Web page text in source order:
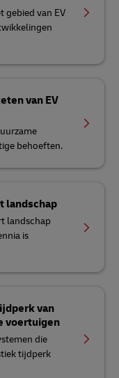
gebied van EV
van EV
behoeften.
landschap
landschap
is
van
voertuigen
die
tijdperk